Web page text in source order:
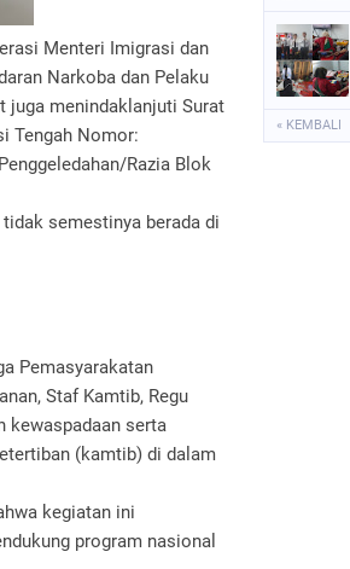
Menteri Imigrasi dan
Narkoba dan Pelaku
juga menindaklanjuti Surat
Tengah Nomor:
Razia Blok
semestinya berada di
Pemasyarakatan
Staf Kamtib, Regu
kewaspadaan serta
(kamtib) di dalam
kegiatan ini
program nasional
« KEMBALI